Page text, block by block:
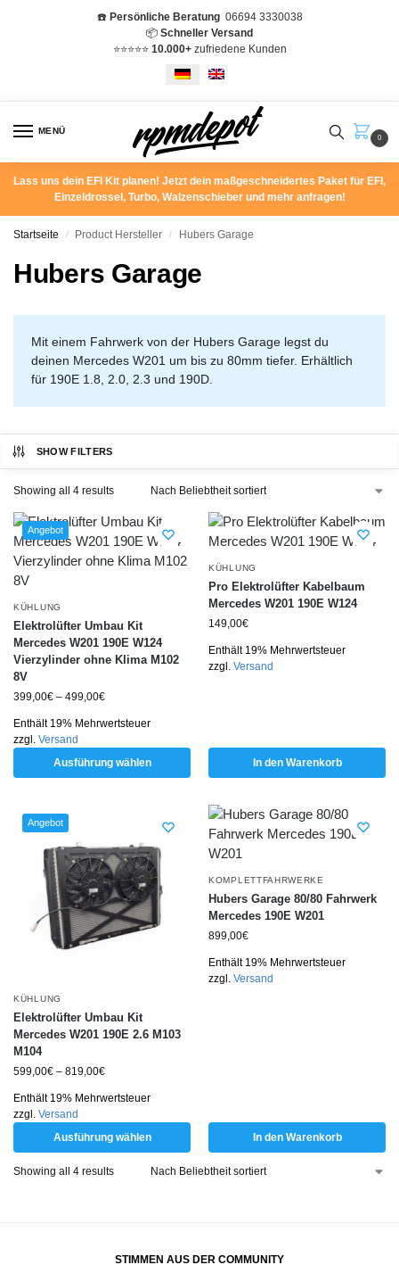
☎️ Persönliche Beratung06694 3330038
📦 Schneller Versand
⭐️⭐️⭐️⭐️⭐️ 10.000+zufriedene Kunden
MENÜ
0
Lass uns dein EFI Kit planen! Jetzt dein maßgeschneidertes Paket für EFI,
Einzeldrossel, Turbo, Walzenschieber und mehr anfragen!
Startseite / Product Hersteller / Hubers Garage
Hubers Garage
Mit einem Fahrwerk von der Hubers Garage legst du
deinen Mercedes W201 um bis zu 80mm tiefer. Erhältlich
für 190E 1.8, 2.0, 2.3 und 190D.
SHOW FILTERS
Showing all 4 results
Angebot
KÜHLUNG
Elektrolüfter Umbau Kit
Mercedes W201 190E W124
Vierzylinder ohne Klima M102
8V
399,00€ – 499,00€
Enthält 19% Mehrwertsteuer
zzgl. Versand
Ausführung wählen
KÜHLUNG
Pro Elektrolüfter Kabelbaum
Mercedes W201 190E W124
149,00€
Enthält 19% Mehrwertsteuer
zzgl. Versand
In den Warenkorb
Angebot
KÜHLUNG
Elektrolüfter Umbau Kit
Mercedes W201 190E 2.6 M103
M104
599,00€ – 819,00€
Enthält 19% Mehrwertsteuer
zzgl. Versand
Ausführung wählen
KOMPLETTFAHRWERKE
Hubers Garage 80/80 Fahrwerk
Mercedes 190E W201
899,00€
Enthält 19% Mehrwertsteuer
zzgl. Versand
In den Warenkorb
Showing all 4 results
STIMMEN AUS DER COMMUNITY